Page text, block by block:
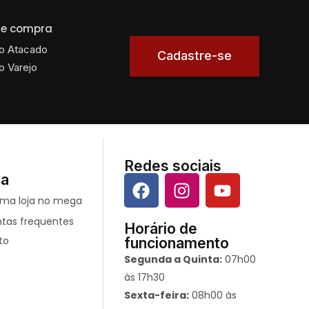
compra
Atacado
Varejo
Cadastre-se
frequentes
Redes sociais
Horário de
funcionamento
Segunda a Quinta:07h00
às 17h30
Sexta-feira:08h00 às